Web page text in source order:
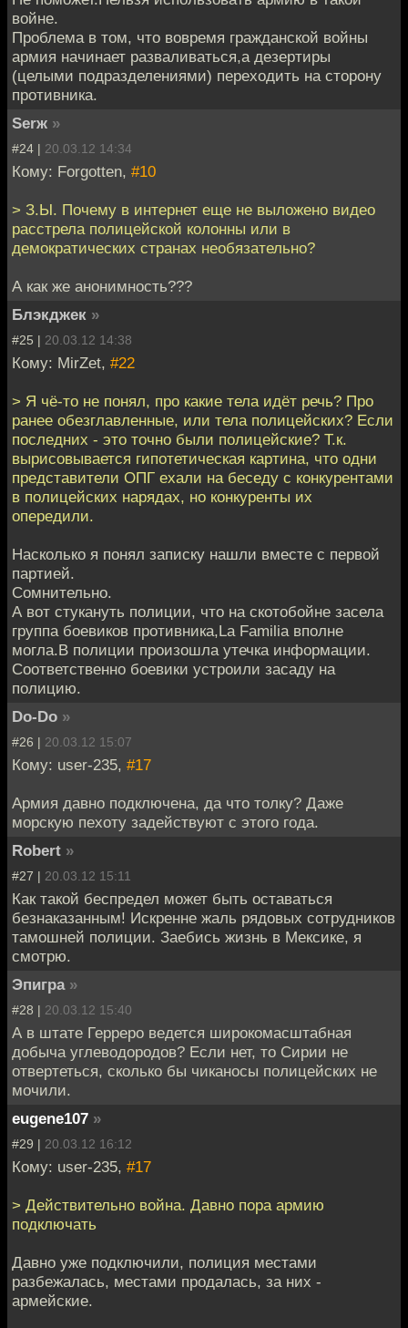
войне.
Проблема в том, что вовремя гражданской войны
армия начинает разваливаться,а дезертиры
(целыми подразделениями) переходить на сторону
противника.
Serж »
#24 | 20.03.12 14:34
Кому: Forgotten, #10
> З.Ы. Почему в интернет еще не выложено видео
расстрела полицейской колонны или в
демократических странах необязательно?
А как же анонимность???
Блэкджек »
#25 | 20.03.12 14:38
Кому: MirZet, #22
> Я чё-то не понял, про какие тела идёт речь? Про
ранее обезглавленные, или тела полицейских? Если
последних - это точно были полицейские? Т.к.
вырисовывается гипотетическая картина, что одни
представители ОПГ ехали на беседу с конкурентами
в полицейских нарядах, но конкуренты их
опередили.
Насколько я понял записку нашли вместе с первой
партией.
Сомнительно.
А вот стукануть полиции, что на скотобойне засела
группа боевиков противника,La Familia вполне
могла.В полиции произошла утечка информации.
Соответственно боевики устроили засаду на
полицию.
Do-Do »
#26 | 20.03.12 15:07
Кому: user-235, #17
Армия давно подключена, да что толку? Даже
морскую пехоту задействуют с этого года.
Robert »
#27 | 20.03.12 15:11
Как такой беспредел может быть оставаться
безнаказанным! Искренне жаль рядовых сотрудников
тамошней полиции. Заебись жизнь в Мексике, я
смотрю.
Эпигра »
#28 | 20.03.12 15:40
А в штате Герреро ведется широкомасштабная
добыча углеводородов? Если нет, то Сирии не
отвертеться, сколько бы чиканосы полицейских не
мочили.
eugene107 »
#29 | 20.03.12 16:12
Кому: user-235, #17
> Действительно война. Давно пора армию
подключать
Давно уже подключили, полиция местами
разбежалась, местами продалась, за них -
армейские.